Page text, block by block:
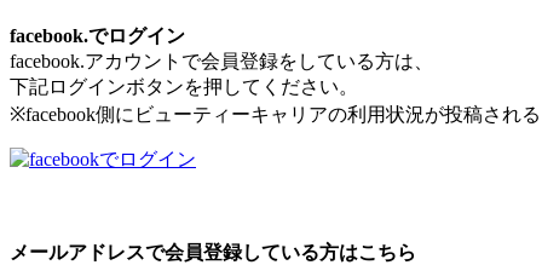
facebook.でログイン
facebook.アカウントで会員登録をしている方は、
下記ログインボタンを押してください。
※facebook側にビューティーキャリアの利用状況が投稿される
メールアドレスで会員登録している方はこちら